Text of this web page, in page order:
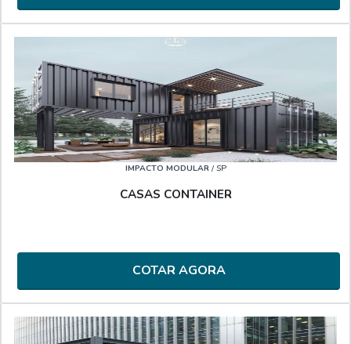
IMPACTO MODULAR/ SP
CASAS CONTAINER
COTAR AGORA